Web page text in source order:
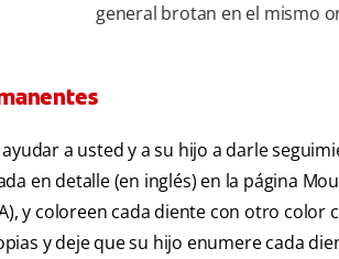
general brotan en el mismo
a usted y a su hijo a darle
en detalle (en inglés) en la página
y coloreen cada diente con otro color
y deje que su hijo enumere cada